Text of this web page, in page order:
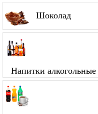
Шоколад
Напитки алкогольные